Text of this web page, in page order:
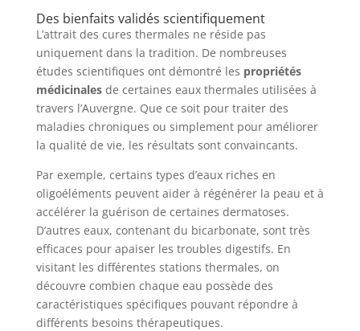
Des bienfaits validés scientifiquement
L’attrait des cures thermales ne réside pas
uniquement dans la tradition. De nombreuses
études scientifiques ont démontré les propriétés
médicinalesde certaines eaux thermales utilisées à
travers l’Auvergne. Que ce soit pour traiter des
maladies chroniques ou simplement pour améliorer
la qualité de vie, les résultats sont convaincants.
Par exemple, certains types d’eaux riches en
oligoéléments peuvent aider à régénérer la peau et à
accélérer la guérison de certaines dermatoses.
D’autres eaux, contenant du bicarbonate, sont très
efficaces pour apaiser les troubles digestifs. En
visitant les différentes stations thermales, on
découvre combien chaque eau possède des
caractéristiques spécifiques pouvant répondre à
différents besoins thérapeutiques.